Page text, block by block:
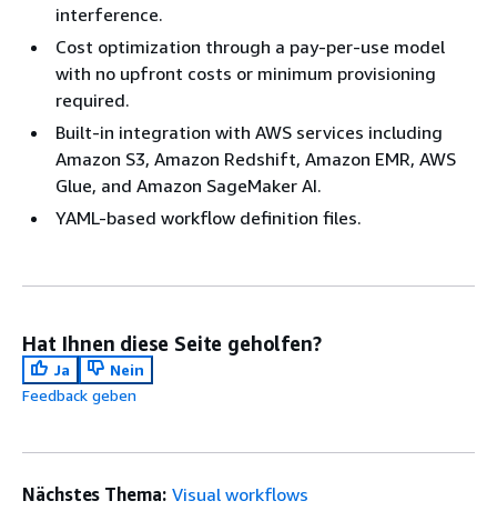
interference.
Cost optimization through a pay-per-use model
with no upfront costs or minimum provisioning
required.
Built-in integration with AWS services including
Amazon S3, Amazon Redshift, Amazon EMR, AWS
Glue, and Amazon SageMaker AI.
YAML-based workflow definition files.
Hat Ihnen diese Seite geholfen?
Ja
Nein
Feedback geben
Nächstes Thema: Visual workflows